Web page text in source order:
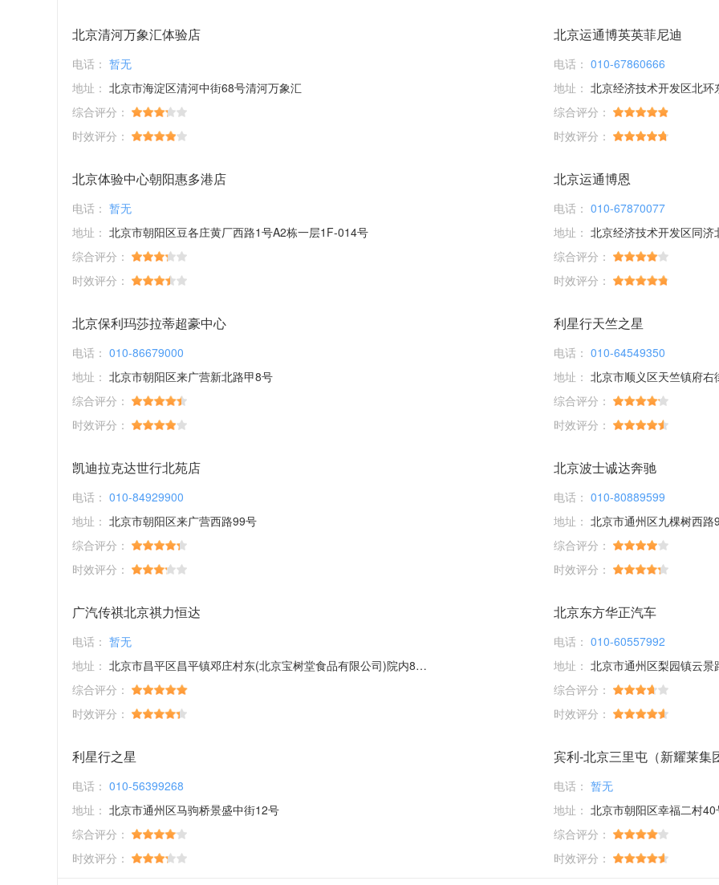
北京清河万象汇体验店
电话： 暂无
地址： 北京市海淀区清河中街68号清河万象汇
综合评分：
时效评分：
北京运通博英英菲尼迪
电话： 010-67860666
地址： 北京经济技术开发区北环
综合评分：
时效评分：
北京体验中心朝阳惠多港店
电话： 暂无
地址： 北京市朝阳区豆各庄黄厂西路1号A2栋一层1F-014号
综合评分：
时效评分：
北京运通博恩
电话： 010-67870077
地址： 北京经济技术开发区同济
综合评分：
时效评分：
北京保利玛莎拉蒂超豪中心
电话： 010-86679000
地址： 北京市朝阳区来广营新北路甲8号
综合评分：
时效评分：
利星行天竺之星
电话： 010-64549350
地址： 北京市顺义区天竺镇府右
综合评分：
时效评分：
凯迪拉克达世行北苑店
电话： 010-84929900
地址： 北京市朝阳区来广营西路99号
综合评分：
时效评分：
北京波士诚达奔驰
电话： 010-80889599
地址： 北京市通州区九棵树西路
综合评分：
时效评分：
广汽传祺北京祺力恒达
电话： 暂无
地址： 北京市昌平区昌平镇邓庄村东(北京宝树堂食品有限公司)院内8幢17幢
综合评分：
时效评分：
北京东方华正汽车
电话： 010-60557992
地址： 北京市通州区梨园镇云景
综合评分：
时效评分：
利星行之星
电话： 010-56399268
地址： 北京市通州区马驹桥景盛中街12号
综合评分：
时效评分：
宾利-北京三里屯（新耀莱集
电话： 暂无
地址： 北京市朝阳区幸福二村
综合评分：
时效评分：